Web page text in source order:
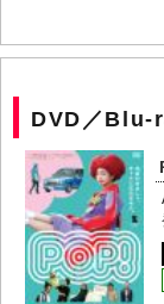
DVD／Blu-